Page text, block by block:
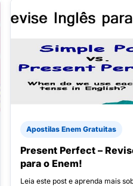
Apostilas Enem Gratuitas
Present Perfect –
para o Enem!
Leia este post e aprenda mais